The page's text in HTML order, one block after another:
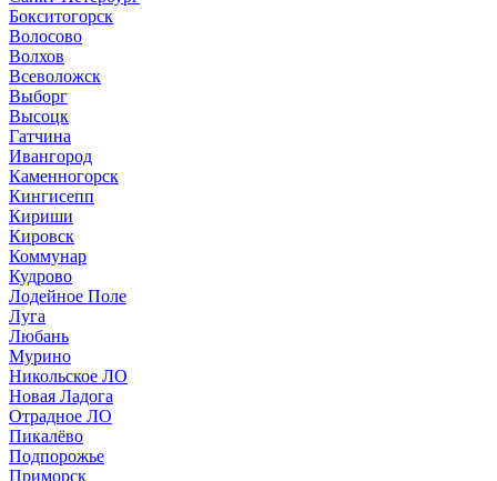
Бокситогорск
Волосово
Волхов
Всеволожск
Выборг
Высоцк
Гатчина
Ивангород
Каменногорск
Кингисепп
Кириши
Кировск
Коммунар
Кудрово
Лодейное Поле
Луга
Любань
Мурино
Никольское ЛО
Новая Ладога
Отрадное ЛО
Пикалёво
Подпорожье
Приморск